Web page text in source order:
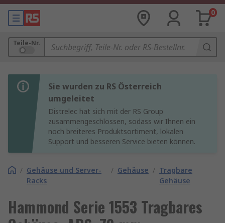
0
Teile-Nr.
Sie wurden zu RS Österreich
umgeleitet
Distrelec hat sich mit der RS Group
zusammengeschlossen, sodass wir Ihnen ein
noch breiteres Produktsortiment, lokalen
Support und besseren Service bieten können.
/ Gehäuse und Server-
Racks
/ Gehäuse / Tragbare
Gehäuse
Hammond Serie 1553 Tragbares